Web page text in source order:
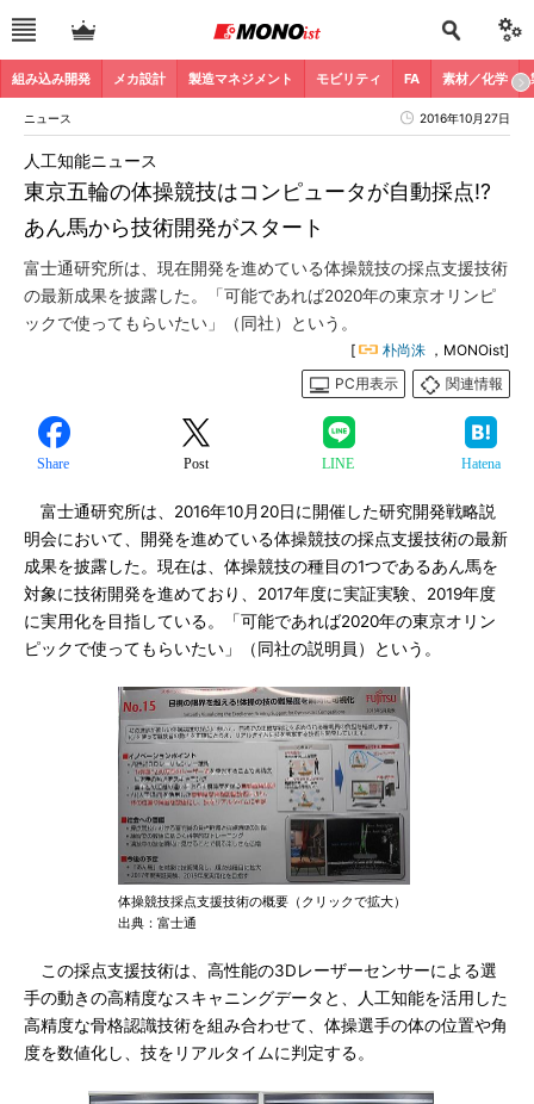
組み込み開発 メカ設計 製造マネジメント モビリティ FA 素材／化学
ニュース 2016年10月27日
東京五輪の体操競技はコンピュータが自動採点!?
あん馬から技術開発がスタート
人工知能ニュース
富士通研究所は、現在開発を進めている体操競技の採点支援技術
の最新成果を披露した。「可能であれば2020年の東京オリンピ
ックで使ってもらいたい」（同社）という。
[ 朴尚洙 ，MONOist]
PC用表示
関連情報
Share Post LINE Hatena
富士通研究所は、2016年10月20日に開催した研究開発戦略説
明会において、開発を進めている体操競技の採点支援技術の最新
成果を披露した。現在は、体操競技の種目の1つであるあん馬を
対象に技術開発を進めており、2017年度に実証実験、2019年度
に実用化を目指している。「可能であれば2020年の東京オリン
ピックで使ってもらいたい」（同社の説明員）という。
体操競技採点支援技術の概要（クリックで拡大）
出典：富士通
この採点支援技術は、高性能の3Dレーザーセンサーによる選
手の動きの高精度なスキャニングデータと、人工知能を活用した
高精度な骨格認識技術を組み合わせて、体操選手の体の位置や角
度を数値化し、技をリアルタイムに判定する。